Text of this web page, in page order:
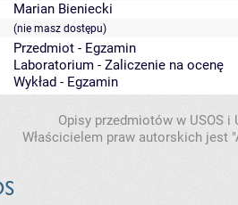
Marian Bieniecki
(nie masz dostępu)
Przedmiot - Egzamin
Laboratorium - Zaliczenie na ocenę
Wykład - Egzamin
Opisy przedmiotów w USOS
Właścicielem praw autorskich jest